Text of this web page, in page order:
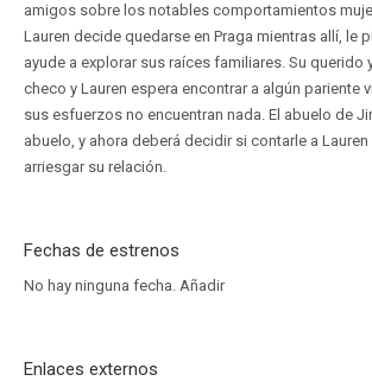
amigos sobre los notables comportamientos
Lauren decide quedarse en Praga mientras allí, le
ayude a explorar sus raíces familiares. Su querido
checo y Lauren espera encontrar a algún pariente
sus esfuerzos no encuentran nada. El abuelo de
abuelo, y ahora deberá decidir si contarle a
arriesgar su relación.
Fechas de estrenos
No hay ninguna fecha. Añadir
Enlaces externos